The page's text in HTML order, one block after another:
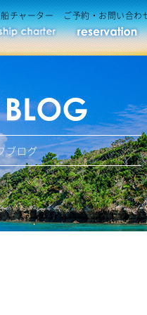
船チャーター ご予約・お問い合わ
ブログ